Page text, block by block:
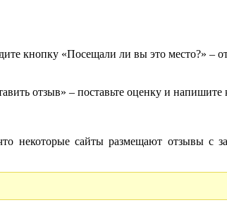
кнопку «Посещали ли вы это место?» –
отзыв» – поставьте оценку и напишите
некоторые сайты размещают отзывы с